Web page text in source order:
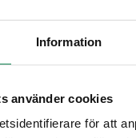
Information
använder cookies
för att